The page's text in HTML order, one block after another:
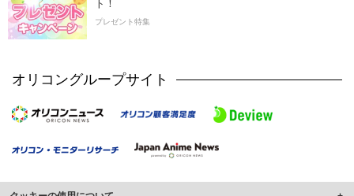
ト！
プレゼント特集
オリコングループサイト